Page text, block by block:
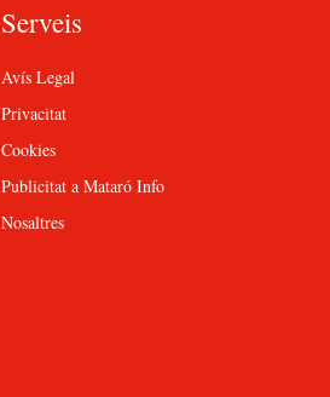
Serveis
Avís Legal
Privacitat
Cookies
Publicitat a Mataró Info
Nosaltres